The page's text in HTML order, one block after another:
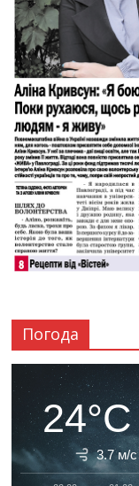
Погода
24°C
3.7 м/с